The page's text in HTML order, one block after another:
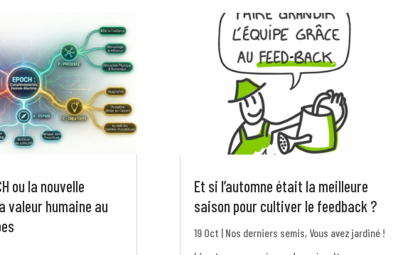
ou la nouvelle
valeur humaine au
Et si l’automne était la meilleure
saison pour cultiver le feedback ?
19 Oct | Nos derniers semis, Vous avez jardiné !